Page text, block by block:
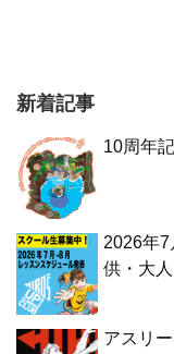
新着記事
10周年
2026年
供・大
アスリ